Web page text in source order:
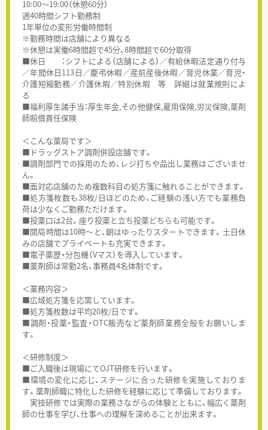
10:00～19:00（休憩60分）
週40時間シフト勤務制
1年単位の変形労働時間制
※勤務時間は店舗により異なる
※休憩は実働6時間超で45分、8時間超で60分取得
■休日 ：シフトによる（店舗による）／有給休暇法定通り付与
／年間休日113日／慶弔休暇／産前産後休暇／育児休業／育児・
介護短縮勤務／介護休暇／特別休暇 等 詳細は就業規則によ
る
■福利厚生諸手当：厚生年金,その他健保,雇用保険,労災保険,薬剤
師賠償責任保険
＜こんな薬局です＞
■ドラッグストア調剤併設店舗です。
■調剤部門での採用のため、レジ打ちや品出し業務はございませ
ん。
■面対応店舗のため複数科目の処方箋に触れることができます。
■処方箋枚数も38枚/日ほどのため、ご経験の浅い方でも業務負
荷は少なくご勤務ただけます。
■投薬口は2台。座り投薬と立ち投薬どちらも可能です。
■開局時間は10時～と、朝はゆったりスタートできます。土日休
みの店舗でプライベートも充実できます。
■電子薬歴・分包機（Vマス）を導入しています。
■薬剤師は常勤2名、事務員4名体制です。
＜業務内容＞
■広域処方箋を応需しています。
■処方箋枚数は平均20枚/日です。
■調剤・投薬・監査・OTC販売など薬剤師業務全般をお願いしま
す。
＜研修制度＞
■ご入職後は現場にてOJT研修を行います。
■環境の変化に応じ、ステージに合った研修を実施しておりま
す。薬剤師職に特化した研修を経験に応じて準備しております。
実技研修では実際の業務さながらの体験とともに、幅広く薬剤
師の仕事を学び、仕事への理解を深めることが出来ます。